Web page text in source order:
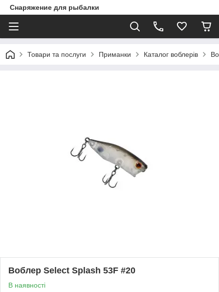
Снаряжение для рыбалки
Товари та послуги Приманки Каталог воблерів
Воблер Select Splash 53F #20
В наявності